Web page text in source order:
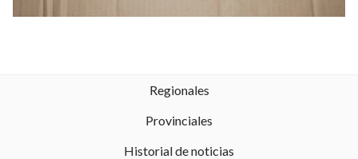
Regionales
Provinciales
Historial de noticias